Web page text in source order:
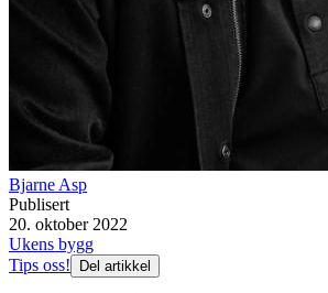
Bjarne Asp
Publisert
20. oktober 2022
Ukens bygg
Tips oss!
Del artikkel